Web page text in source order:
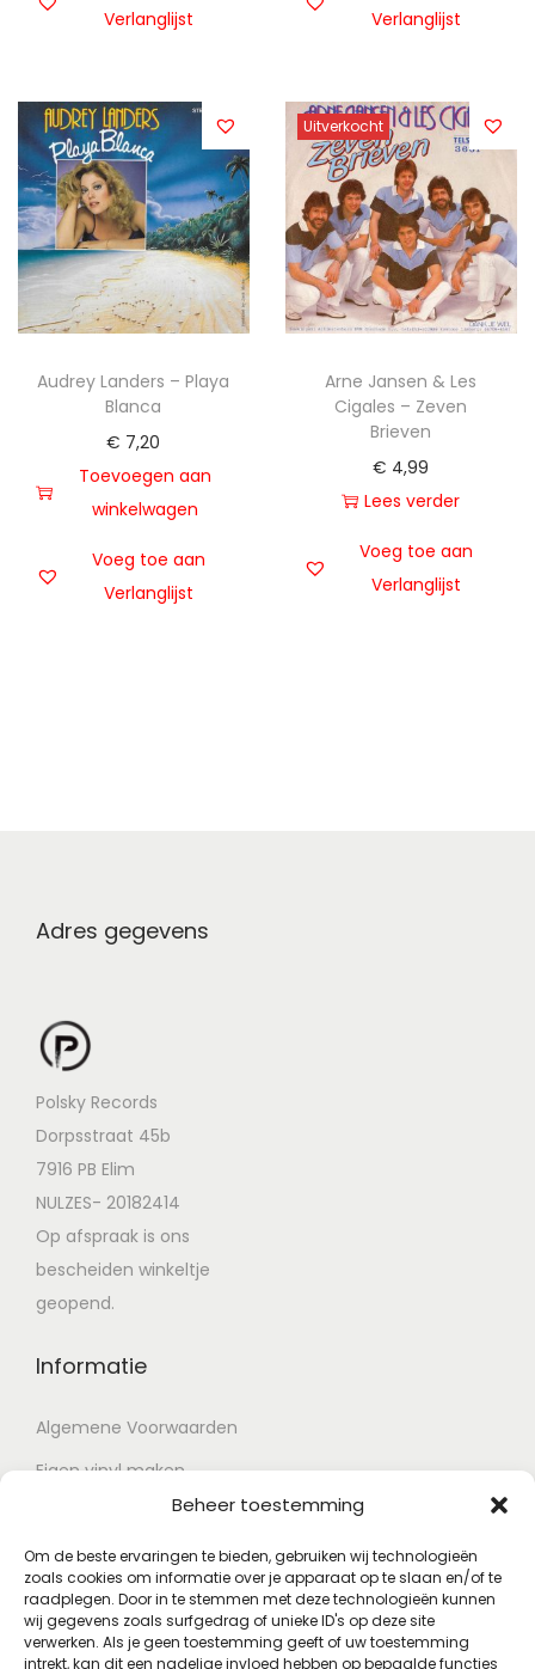
Beheer toestemming
Om de beste ervaringen te bieden, gebruiken wij technologieën
zoals cookies om informatie over je apparaat op te slaan en/of te
raadplegen. Door in te stemmen met deze technologieën kunnen
wij gegevens zoals surfgedrag of unieke ID's op deze site
verwerken. Als je geen toestemming geeft of uw toestemming
intrekt, kan dit een nadelige invloed hebben op bepaalde functies
Verlanglijst
Verlanglijst
Audrey Landers – Playa
Blanca
€ 7,20
Toevoegen aan
winkelwagen
Voeg toe aan
Verlanglijst
Uitverkocht
Arne Jansen & Les
Cigales – Zeven
Brieven
€ 4,99
Lees verder
Voeg toe aan
Verlanglijst
Adres gegevens
Polsky Records
Dorpsstraat 45b
7916 PB Elim
NULZES- 20182414
Op afspraak is ons
bescheiden winkeltje
geopend.
Informatie
Algemene Voorwaarden
Eigen vinyl maken
Retour voorwaarden
Contact
Account